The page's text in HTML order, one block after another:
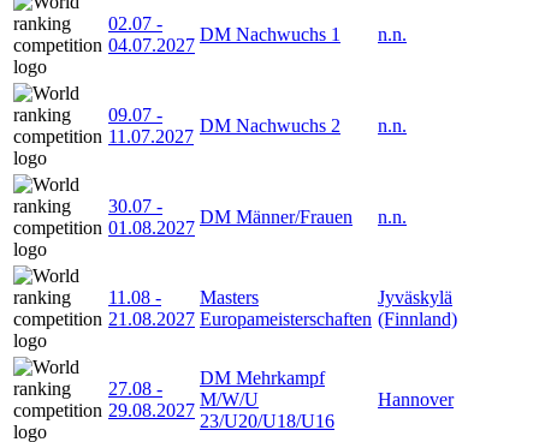
02.07 -
04.07.2027
DM Nachwuchs 1 n.n.
09.07 -
11.07.2027
DM Nachwuchs 2 n.n.
30.07 -
01.08.2027
DM Männer/Frauen n.n.
11.08 -
21.08.2027
Masters
Europameisterschaften
Jyväskylä
(Finnland)
27.08 -
29.08.2027
DM Mehrkampf
M/W/U
23/U20/U18/U16
Hannover